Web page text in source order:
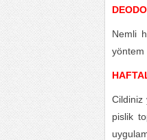
Nemli
yöntem
Cildiniz
pislik